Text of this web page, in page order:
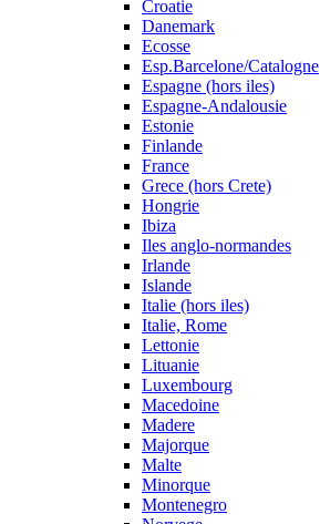
Croatie
Danemark
Ecosse
Esp.Barcelone/Catalogne
Espagne (hors iles)
Espagne-Andalousie
Estonie
Finlande
France
Grece (hors Crete)
Hongrie
Ibiza
Iles anglo-normandes
Irlande
Islande
Italie (hors iles)
Italie, Rome
Lettonie
Lituanie
Luxembourg
Macedoine
Madere
Majorque
Malte
Minorque
Montenegro